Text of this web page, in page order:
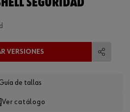
SEGURIDAD
VERSIONES
Ver catálogo
de tallas